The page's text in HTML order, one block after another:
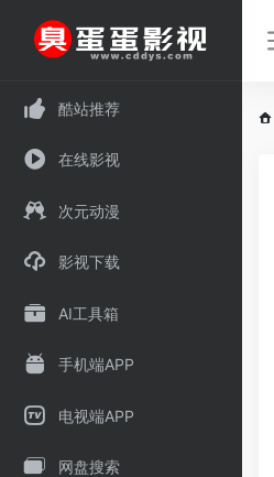
酷站推荐
在线影视
次元动漫
影视下载
AI工具箱
手机端APP
电视端APP
网盘搜索